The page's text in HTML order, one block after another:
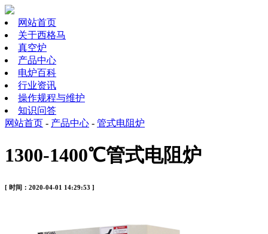
网站首页
关于西格马
真空炉
产品中心
电炉百科
行业资讯
操作规程与维护
知识问答
网站首页 - 产品中心 - 管式电阻炉
1300-1400℃管式电阻炉
[ 时间：2020-04-01 14:29:53 ]